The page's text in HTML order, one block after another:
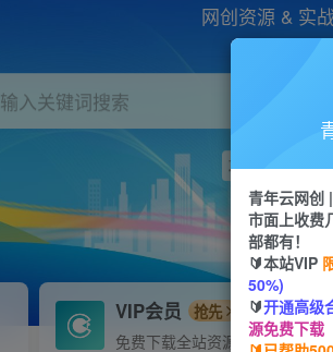
网创资源 & 实
输入关键词搜索
项目 引流
VIP会员 抢先
免费下载全站资源
青年云网创
市面上收费
部都有！
🔰本站VIP
50%)
🔰开通高级
源免费下载